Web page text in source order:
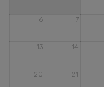
6 7
13 14
20 21